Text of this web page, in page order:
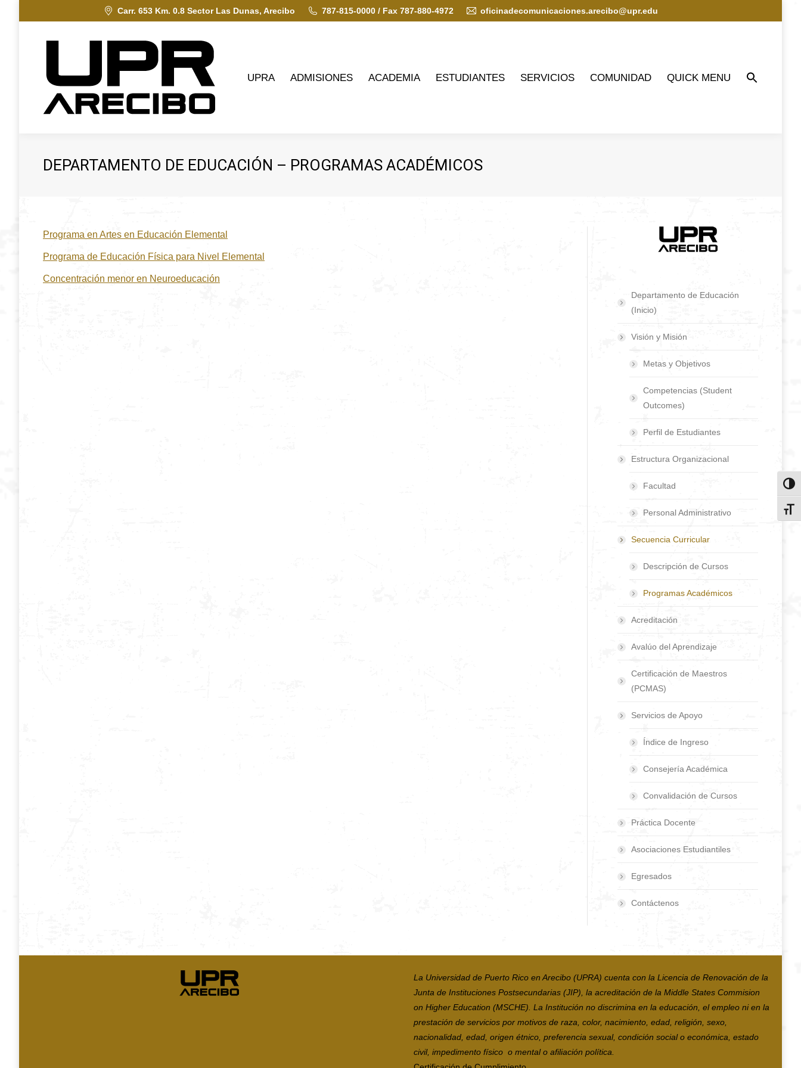
Carr. 653 Km. 0.8 Sector Las Dunas, Arecibo 787-815-0000 / Fax 787-880-4972 oficinadecomunicaciones.arecibo@upr.edu
UPRA ADMISIONES ACADEMIA ESTUDIANTES SERVICIOS COMUNIDAD QUICK MENU
DEPARTAMENTO DE EDUCACIÓN – PROGRAMAS ACADÉMICOS
Programa en Artes en Educación Elemental
Programa de Educación Física para Nivel Elemental
Concentración menor en Neuroeducación
Departamento de Educación
(Inicio)
Visión y Misión
Metas y Objetivos
Competencias (Student
Outcomes)
Perfil de Estudiantes
Estructura Organizacional
Facultad
Personal Administrativo
Secuencia Curricular
Descripción de Cursos
Programas Académicos
Acreditación
Avalúo del Aprendizaje
Certificación de Maestros
(PCMAS)
Servicios de Apoyo
Índice de Ingreso
Consejería Académica
Convalidación de Cursos
Práctica Docente
Asociaciones Estudiantiles
Egresados
Contáctenos
La Universidad de Puerto Rico en Arecibo (UPRA) cuenta con la Licencia de Renovación de la
Junta de Instituciones Postsecundarias (JIP), la acreditación de la Middle States Commision
on Higher Education (MSCHE). La Institución no discrimina en la educación, el empleo ni en la
prestación de servicios por motivos de raza, color, nacimiento, edad, religión, sexo,
nacionalidad, edad, origen étnico, preferencia sexual, condición social o económica, estado
civil, impedimento físico o mental o afiliación política.
ADMISIONES ESTUDIANTES COMUNIDAD